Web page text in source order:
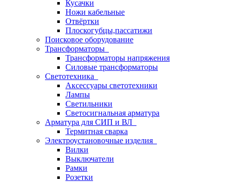
Кусачки
Ножи кабельные
Отвёртки
Плоскогубцы,пассатижи
Поисковое оборудование
Трансформаторы
Трансформаторы напряжения
Силовые трансформаторы
Светотехника
Аксессуары светотехники
Лампы
Светильники
Светосигнальная арматура
Арматура для СИП и ВЛ
Термитная сварка
Электроустановочные изделия
Вилки
Выключатели
Рамки
Розетки